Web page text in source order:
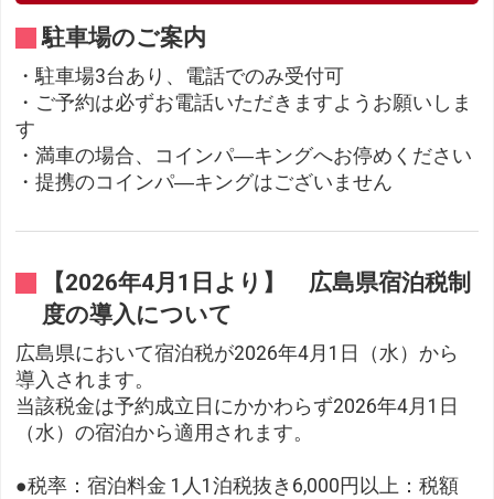
駐車場のご案内
・駐車場3台あり、電話でのみ受付可
・ご予約は必ずお電話いただきますようお願いしま
す
・満車の場合、コインパ―キングへお停めください
・提携のコインパ―キングはございません
【2026年4月1日より】 広島県宿泊税制
度の導入について
広島県において宿泊税が2026年4月1日（水）から
導入されます。
当該税金は予約成立日にかかわらず2026年4月1日
（水）の宿泊から適用されます。
●税率：宿泊料金 1人1泊税抜き6,000円以上：税額